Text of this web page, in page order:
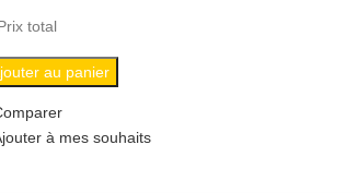
total
au panier
à mes souhaits